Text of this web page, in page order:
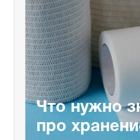
Что нужно
про